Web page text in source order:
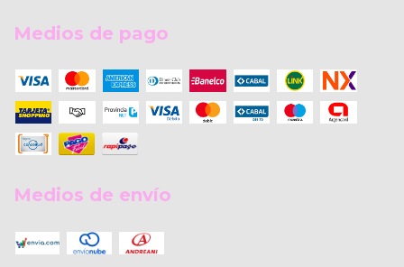
Medios de pago
Medios de envío